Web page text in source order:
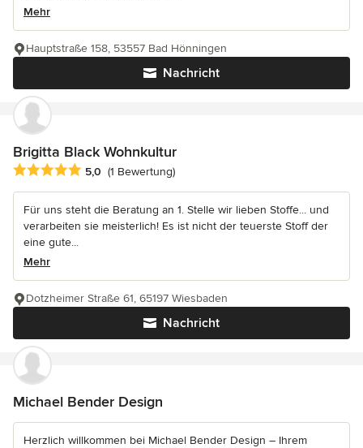
Mehr
Nachricht
Hauptstraße 158, 53557 Bad Hönningen
Brigitta Black Wohnkultur
Durchschnittliche Bewertung: 5 von 5 Sternen
5,0 (1 Bewertung)
Für uns steht die Beratung an 1. Stelle wir lieben Stoffe... und
verarbeiten sie meisterlich! Es ist nicht der teuerste Stoff der
eine gute...
Mehr
Nachricht
Dotzheimer Straße 61, 65197 Wiesbaden
Michael Bender Design
Herzlich willkommen bei Michael Bender Design – Ihrem